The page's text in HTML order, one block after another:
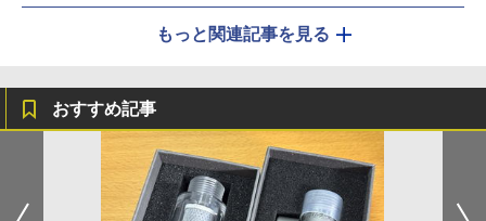
もっと関連記事を見る
おすすめ記事